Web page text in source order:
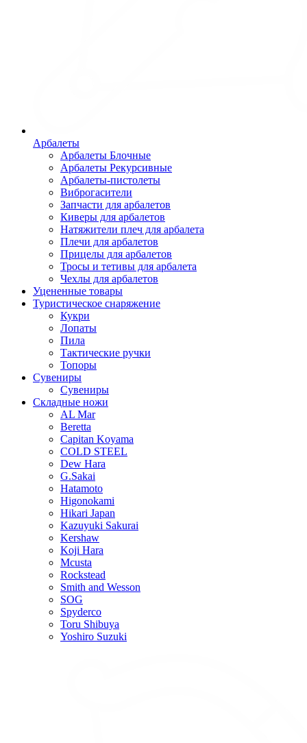
Арбалеты
Арбалеты Блочные
Арбалеты Рекурсивные
Арбалеты-пистолеты
Виброгасители
Запчасти для арбалетов
Киверы для арбалетов
Натяжители плеч для арбалета
Плечи для арбалетов
Прицелы для арбалетов
Тросы и тетивы для арбалета
Чехлы для арбалетов
Уцененные товары
Туристическое снаряжение
Кукри
Лопаты
Пила
Тактические ручки
Топоры
Сувениры
Сувениры
Складные ножи
AL Mar
Beretta
Capitan Koyama
COLD STEEL
Dew Hara
G.Sakai
Hatamoto
Higonokami
Hikari Japan
Kazuyuki Sakurai
Kershaw
Koji Hara
Mcusta
Rockstead
Smith and Wesson
SOG
Spyderco
Toru Shibuya
Yoshiro Suzuki